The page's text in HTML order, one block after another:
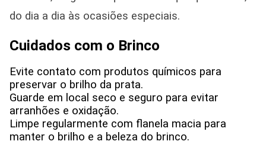
do dia a dia às ocasiões especiais.
Cuidados com o Brinco
Evite contato com produtos químicos para
preservar o brilho da prata.
Guarde em local seco e seguro para evitar
arranhões e oxidação.
Limpe regularmente com flanela macia para
manter o brilho e a beleza do brinco.